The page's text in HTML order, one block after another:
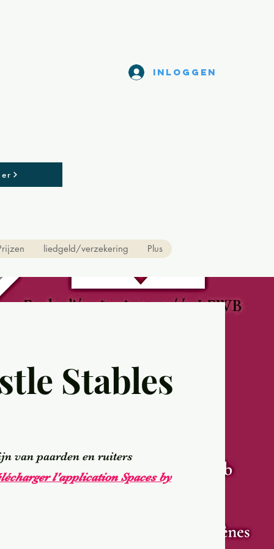
Inloggen
liedgeld/verzekering Plus
Stables
van paarden en ruiters
l'application Spaces by